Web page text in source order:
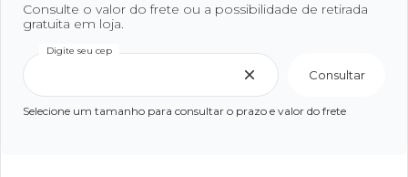
Consulte o valor do frete ou a possibilidade de retirada
gratuita em loja.
Digite seu cep
Consultar
Selecione um tamanho para consultar o prazo e valor do frete